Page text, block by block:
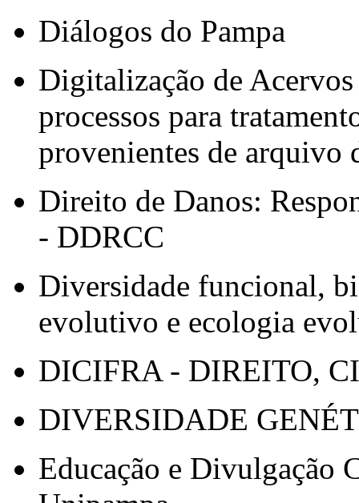
Diálogos do Pampa
Digitalização de
processos para
provenientes de arquivo
Direito de Danos:
- DDRCC
Diversidade funcional,
evolutivo e ecologia
DICIFRA - DIREITO,
DIVERSIDADE
Educação e Divulgação